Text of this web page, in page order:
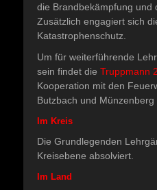
die Brandbekämpfung und
Zusätzlich engagiert sich
Katastrophenschutz.
Um für weiterführende
sein findet die Truppmann 2
Kooperation mit den
Butzbach und Münzenberg
Im Kreis
Die Grundlegenden
Kreisebene absolviert.
Im Land